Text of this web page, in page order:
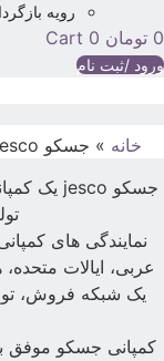
رویه
0 تومان 0
Cart
ورود /ثبت نام
خانه » جسکو jesco
نمایندگی های
عربی، ایالات
یک شبکه فروش،